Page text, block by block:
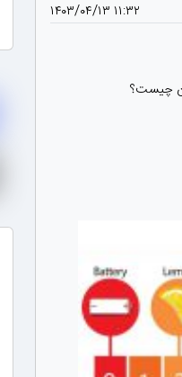
۱۴۰۳/۰۴/۱۳ ۱۱:۳۲
آن چیست؟